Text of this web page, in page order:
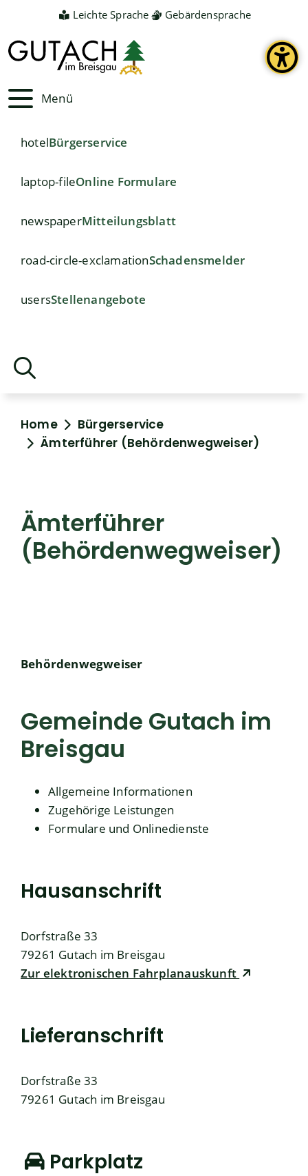
Leichte Sprache Gebärdensprache
Menü
hotelBürgerservice
laptop-fileOnline Formulare
newspaperMitteilungsblatt
road-circle-exclamationSchadensmelder
usersStellenangebote
Home
Bürgerservice
Ämterführer (Behördenwegweiser)
Ämterführer
(Behördenwegweiser)
Behördenwegweiser
Gemeinde Gutach im
Breisgau
Allgemeine Informationen
Zugehörige Leistungen
Formulare und Onlinedienste
Hausanschrift
Dorfstraße 33
79261 Gutach im Breisgau
Zur elektronischen Fahrplanauskunft
Lieferanschrift
Dorfstraße 33
79261 Gutach im Breisgau
Parkplatz